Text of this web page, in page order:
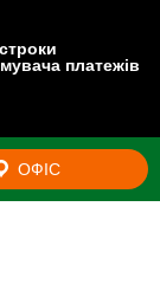
платежів
ОФІС